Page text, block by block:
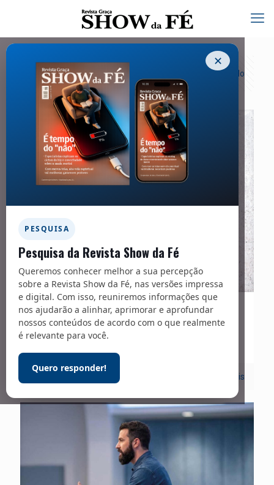
✕
PESQUISA
Pesquisa da Revista Show da Fé
Queremos conhecer melhor a sua percepção
sobre a Revista Show da Fé, nas versões impressa
e digital. Com isso, reuniremos informações que
nos ajudarão a alinhar, aprimorar e aprofundar
nossos conteúdos de acordo com o que realmente
é relevante para você.
Quero responder!
Categorias Tags Exibir tudo
17/07/2026
ELE NOS AMOU
Leia mais